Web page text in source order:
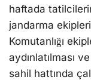
haftada
jandarma
Komutanlığı
aydınlatılması
sahil hattında